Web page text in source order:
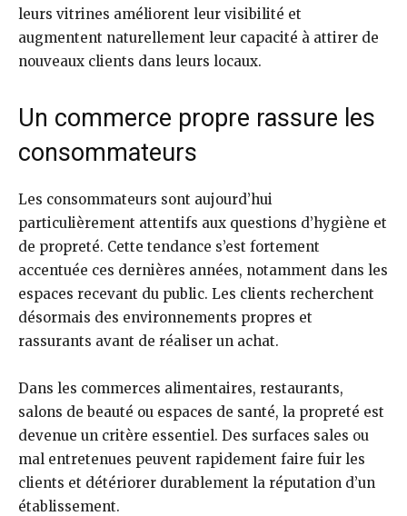
leurs vitrines améliorent leur visibilité et
augmentent naturellement leur capacité à attirer de
nouveaux clients dans leurs locaux.
Un commerce propre rassure les
consommateurs
Les consommateurs sont aujourd’hui
particulièrement attentifs aux questions d’hygiène et
de propreté. Cette tendance s’est fortement
accentuée ces dernières années, notamment dans les
espaces recevant du public. Les clients recherchent
désormais des environnements propres et
rassurants avant de réaliser un achat.
Dans les commerces alimentaires, restaurants,
salons de beauté ou espaces de santé, la propreté est
devenue un critère essentiel. Des surfaces sales ou
mal entretenues peuvent rapidement faire fuir les
clients et détériorer durablement la réputation d’un
établissement.